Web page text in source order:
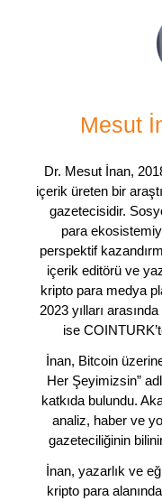
Mesut
Dr. Mesut İnan,
içerik üreten bir
gazetecisidir.
para
perspektif
içerik editörü ve
kripto para medya
2023 yılları
ise
İnan, Bitcoin
Her Şeyimizsin”
katkıda bulundu.
analiz, haber ve
gazeteciliğinin
İnan, yazarlık ve
kripto para